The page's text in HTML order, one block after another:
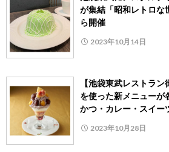
が集結「昭和レトロな
ら開催
2023年10月14日
【池袋東武レストラ
を使った新メニューが
かつ・カレー・スイー
2023年10月28日